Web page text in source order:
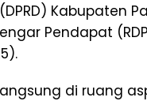
Kabupaten
Pendapat
di ruang